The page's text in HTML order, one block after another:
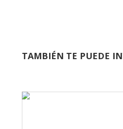
TAMBIÉN TE PUEDE